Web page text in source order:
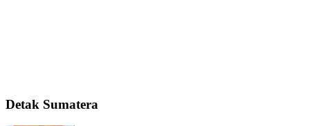
Detak Sumatera